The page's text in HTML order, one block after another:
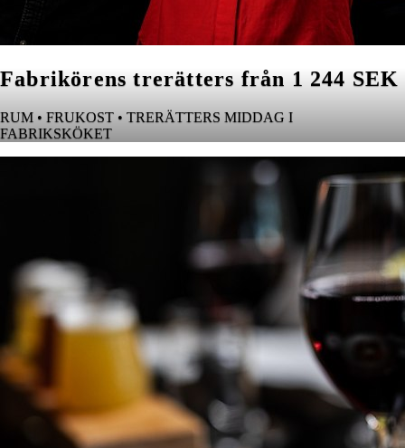
Fabrikörens trerätters från 1 244 SEK
RUM • FRUKOST • TRERÄTTERS MIDDAG I
FABRIKSKÖKET